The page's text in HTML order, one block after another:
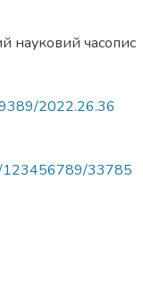
науковий часопис
2022.26.36
123456789/33785